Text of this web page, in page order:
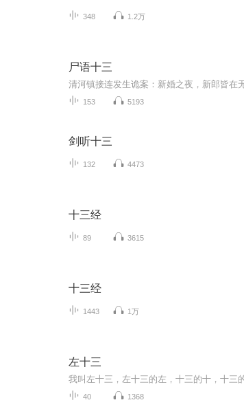
348 1.2万
尸语十三
153 5193
剑听十三
132 4473
十三经
89 3615
十三经
1443 1万
左十三
我叫左十三，左十三的左，十三的十，十三
40 1368